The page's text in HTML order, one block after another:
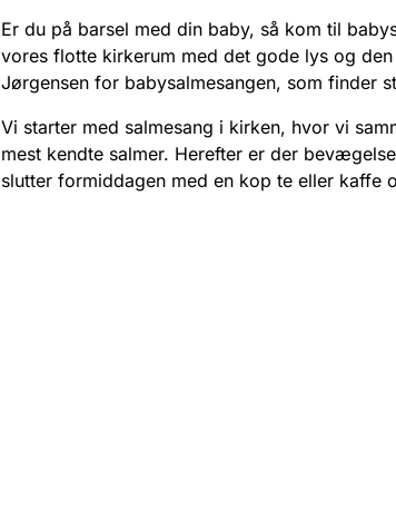
Er du på barsel med din baby, så kom til
vores flotte kirkerum med det gode lys og
Jørgensen for babysalmesangen, som finder
Vi starter med salmesang i kirken, hvor vi
mest kendte salmer. Herefter er der
slutter formiddagen med en kop te eller kaffe